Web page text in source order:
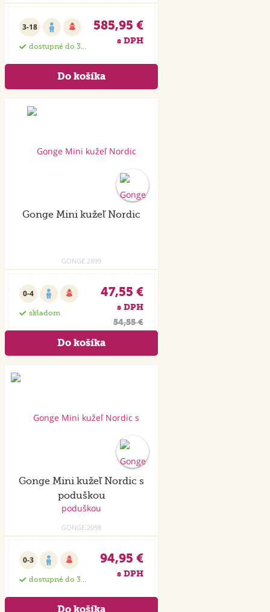
3-18
dostupné do 35 dní
585,95 €
s DPH
Gonge Mini kužeľ Nordic
GONGE.2899
0-4
skladom
47,55 €
s DPH
54,55 €
Gonge Mini kužeľ Nordic s
poduškou
GONGE.2098
0-3
dostupné do 35 dní
94,95 €
s DPH